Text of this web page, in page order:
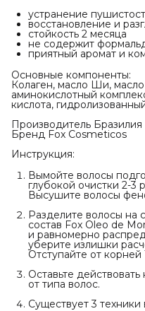
устранение
восстановление и
стойкость 2 месяца
не содержит
приятный аромат и
Основные компоненты:
Колаген, масло Ши,
аминокислотный
кислота,
Производитель Бразилия
Бренд Fox Cosmeticos
Инструкция:
Вымойте волосы
глубокой очистки 2-3
Высушите волосы
Разделите волосы на
состав Fox Oleo de
и равномерно
уберите излишки
Отступайте от корней
Оставьте
от типа волос.
Существует 3